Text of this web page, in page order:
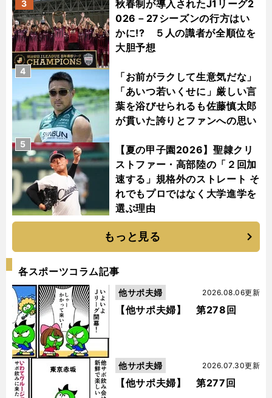
秋春制が導入されたJ1リーグ2
026－27シーズンの行方はい
かに!? ５人の識者が全順位を
大胆予想
3
「お前がラクして生意気だな」
「あいつ若いくせに」厳しい言
葉を浴びせられるも佐藤慎太郎
が貫いた誇りとファンへの思い
4
【夏の甲子園2026】聖隷クリ
ストファー・高部陸の「２回加
速する」規格外のストレート そ
れでもプロではなく大学進学を
選ぶ理由
5
もっと見る
各スポーツコラム記事
【他サポ夫婦】 第278回
2026.08.06更新
他サポ夫婦
【他サポ夫婦】 第277回
2026.07.30更新
他サポ夫婦